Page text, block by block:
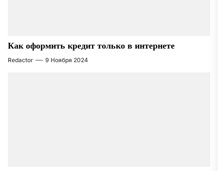
Как оформить кредит только в интернете
Redactor 9 Ноября 2024